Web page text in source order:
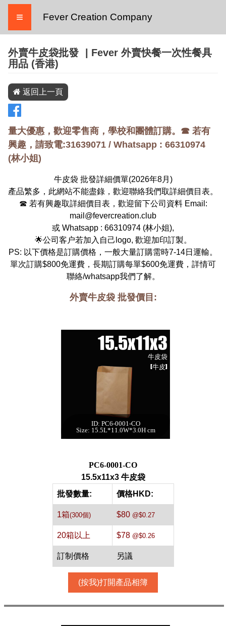
≡ Fever Creation Company
外賣牛皮袋批發
| Fever 外賣快餐一次性餐具
用品 (香港)
返回上一頁
量大優惠，歡迎零售商，學校和團體訂購。☎ 若有
興趣，請致電:31639071 / Whatsapp : 66310974
(林小姐)
牛皮袋 批發詳細價單(2026年8月)
產品繁多，此網站不能盡錄，歡迎聯絡我們取詳細價目表。
☎ 若有興趣取詳細價目表，歡迎留下公司資料 Email:
mail@fevercreation.club
或 Whatsapp : 66310974 (林小姐),
🌟公司客户若加入自己logo, 歡迎加印訂製。
PS: 以下價格是訂購價格，一般大量訂購需時7-14日運輸。
單次訂購$800免運費，長期訂購每單$600免運費，詳情可
聯絡/whatsapp我們了解。
外賣牛皮袋 批發價目:
15.5x11x3
牛皮袋
[牛皮]
ID: PC6-0001-CO
Size: 15.5L*11.0W*3.0H cm
15.5x11x3 牛皮袋
[牛皮,300件]
PC6-0001-CO
15.5x11x3 牛皮袋
批發數量:
價格HKD:
1箱(300個) $80@$0.27
20箱以上 $78@$0.26
訂制價格 另議
(按我)打開產品相簿